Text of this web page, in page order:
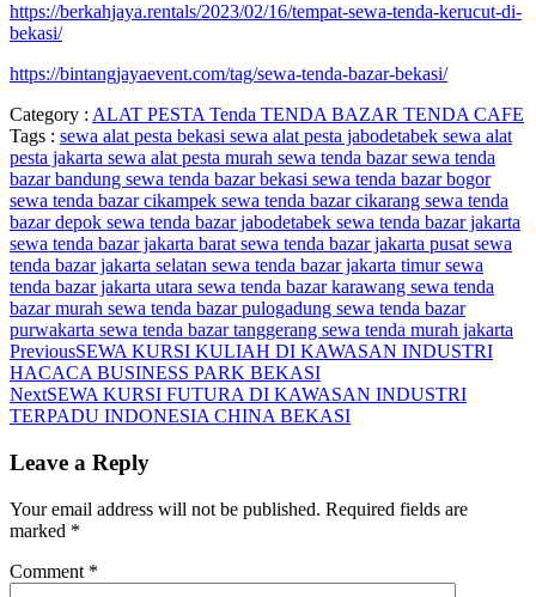
https://berkahjaya.rentals/2023/02/16/tempat-sewa-tenda-kerucut-di-
bekasi/
https://bintangjayaevent.com/tag/sewa-tenda-bazar-bekasi/
Category : ALAT PESTA Tenda TENDA BAZAR TENDA CAFE
Tags : sewa alat pesta bekasi sewa alat pesta jabodetabek sewa alat
pesta jakarta sewa alat pesta murah sewa tenda bazarsewa tenda
bazar bandung sewa tenda bazar bekasi sewa tenda bazar bogor
sewa tenda bazar cikampek sewa tenda bazar cikarang sewa tenda
bazar depok sewa tenda bazar jabodetabek sewa tenda bazar jakarta
sewa tenda bazar jakarta barat sewa tenda bazar jakarta pusat sewa
tenda bazar jakarta selatan sewa tenda bazar jakarta timursewa
tenda bazar jakarta utara sewa tenda bazar karawang sewa tenda
bazar murah sewa tenda bazar pulogadung sewa tenda bazar
purwakarta sewa tenda bazar tanggerang sewa tenda murah jakarta
PreviousSEWA KURSI KULIAH DI KAWASAN INDUSTRI
HACACA BUSINESS PARK BEKASI
NextSEWA KURSI FUTURA DI KAWASAN INDUSTRI
TERPADU INDONESIA CHINA BEKASI
Leave a Reply
Your email address will not be published. Required fields are
marked *
Comment *